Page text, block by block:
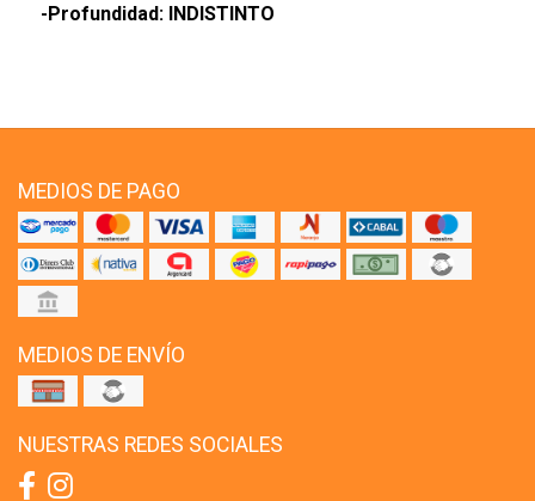
-Profundidad: INDISTINTO
MEDIOS DE PAGO
MEDIOS DE ENVÍO
NUESTRAS REDES SOCIALES